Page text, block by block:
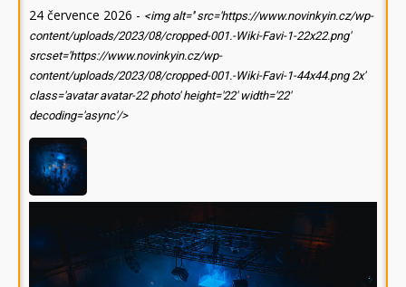
24 července 2026 - <img alt='' src='https://www.novinkyin.cz/wp-
content/uploads/2023/08/cropped-001.-Wiki-Favi-1-22x22.png'
srcset='https://www.novinkyin.cz/wp-
content/uploads/2023/08/cropped-001.-Wiki-Favi-1-44x44.png 2x'
class='avatar avatar-22 photo' height='22' width='22'
decoding='async'/>